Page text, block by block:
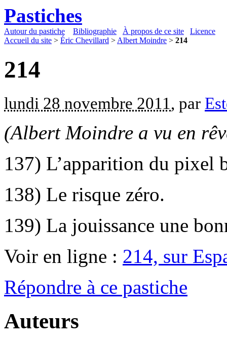
Pastiches
Autour du pastiche Bibliographie À propos de ce site
Licence
Accueil du site > Éric Chevillard > Albert Moindre > 214
214
lundi 28 novembre 2011, par
(Albert Moindre a vu en
137) L’apparition du pixel
138) Le risque zéro.
139) La jouissance une
Voir en ligne : 214, sur
Répondre à ce pastiche
Auteurs